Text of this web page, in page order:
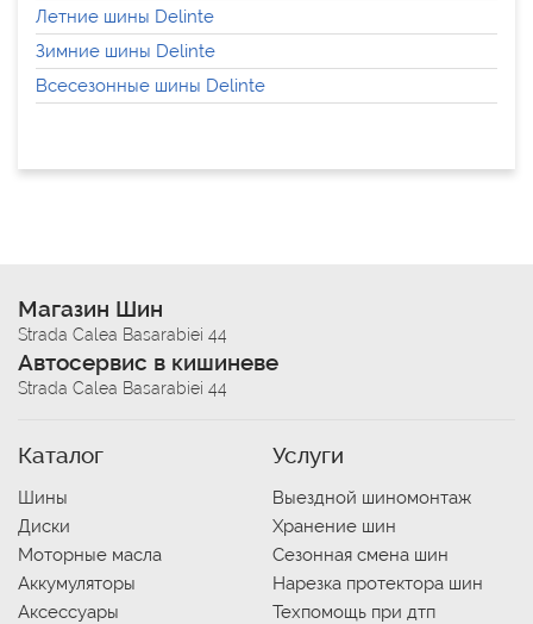
Летние шины Delinte
Зимние шины Delinte
Всесезонные шины Delinte
Магазин Шин
Strada Calea Basarabiei 44
Автосервис в кишиневе
Strada Calea Basarabiei 44
Каталог
Шины
Диски
Моторные масла
Аккумуляторы
Аксессуары
Услуги
Выездной шиномонтаж
Хранение шин
Сезонная смена шин
Нарезка протектора шин
Техпомощь при дтп